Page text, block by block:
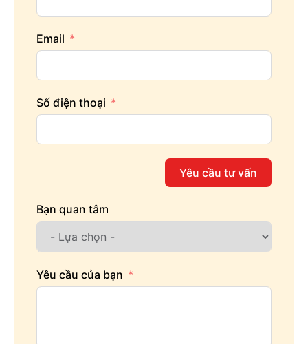
Email
Số điện thoại
Yêu cầu tư vấn
Bạn quan tâm
Yêu cầu của bạn